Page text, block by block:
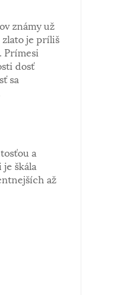
známy už
zlato je príliš
Prímesi
dosť
sa
a
škála
až